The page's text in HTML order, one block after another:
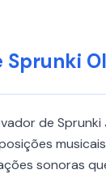
Sprunki
de
sonoras